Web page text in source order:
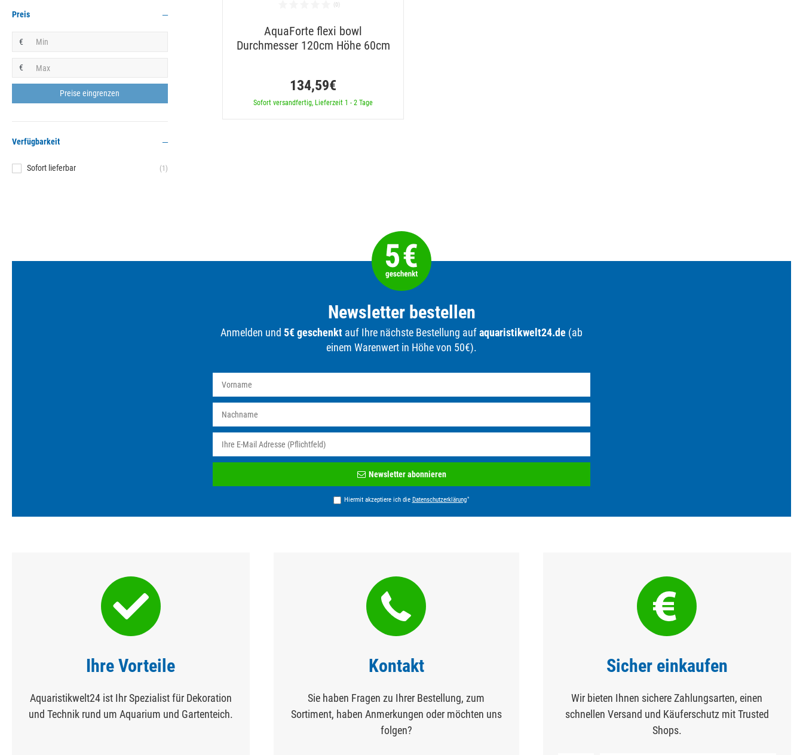
Preis
€
€
Verfügbarkeit
Sofort lieferbar (1)
AquaForte flexi bowl
Durchmesser 120cm Höhe 60cm
134,59€
Sofort versandfertig, Lieferzeit 1 - 2 Tage
Newsletter bestellen
Anmelden und 5€ geschenkt auf Ihre nächste Bestellung aufaquaristikwelt24.de (ab
einem Warenwert in Höhe von 50€).
Honig
Newsletter abonnieren
Hiermit akzeptiere ich die Daten­schutz­erklärung*
Ihre Vorteile
Aquaristikwelt24 ist Ihr Spezialist für Dekoration
und Technik rund um Aquarium und Gartenteich.
Kontakt
Sie haben Fragen zu Ihrer Bestellung, zum
Sortiment, haben Anmerkungen oder möchten uns
folgen?
Sicher einkaufen
Wir bieten Ihnen sichere Zahlungsarten, einen
schnellen Versand und Käuferschutz mit Trusted
Shops.